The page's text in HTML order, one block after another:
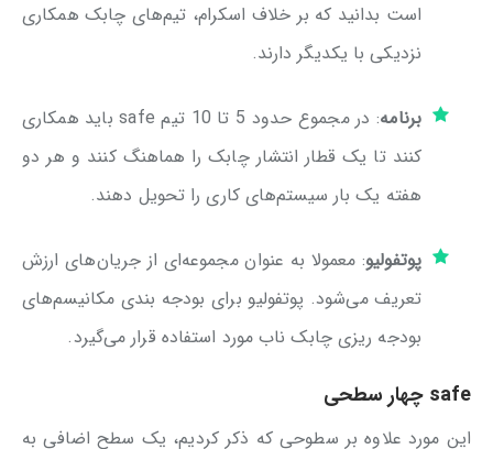
است بدانید که بر خلاف اسکرام، تیم‌های چابک همکاری
نزدیکی با یکدیگر دارند.
برنامه
: در مجموع حدود 5 تا 10 تیم safe باید همکاری
کنند تا یک قطار انتشار چابک را هماهنگ کنند و هر دو
هفته یک بار سیستم‎‌های کاری را تحویل دهند.
پوتفولیو: معمولا به عنوان مجموعه‌ای از جریان‌های ارزش
تعریف می‌شود. پوتفولیو برای بودجه بندی مکانیسم‌های
بودجه ریزی چابک ناب مورد استفاده قرار می‌گیرد.
safe چهار سطحی
این مورد علاوه بر سطوحی که ذکر کردیم، یک سطح اضافی به